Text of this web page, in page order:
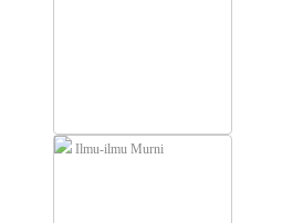
Ilmu-ilmu Murni